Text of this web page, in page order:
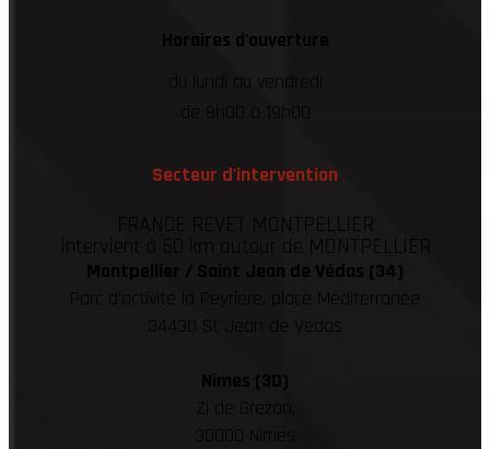
Horaires d'ouverture
du lundi au vendredi
de 8h00 à 19h00
Secteur d'intervention
FRANCE REVET MONTPELLIER
intervient à 50 km autour de MONTPELLIER
Montpellier / Saint Jean de Védas (34)
Parc d’activité la Peyriere, place Méditerranée
34430 St Jean de Vedas
Nîmes (30)
Zi de Grezan,
30000 Nimes